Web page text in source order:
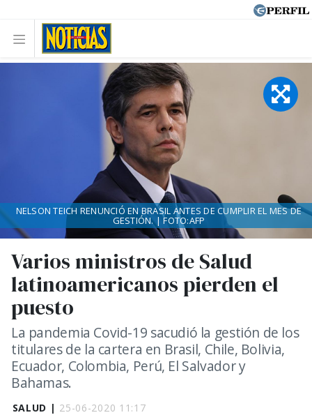
SALUD | 25-06-2020 11:17
Varios ministros de Salud
latinoamericanos pierden el
puesto
La pandemia Covid-19 sacudió la gestión de los
titulares de la cartera en Brasil, Chile, Bolivia,
Ecuador, Colombia, Perú, El Salvador y
Bahamas.
NELSON TEICH RENUNCIÓ EN BRASIL ANTES DE CUMPLIR EL MES DE
GESTIÓN. | FOTO:AFP